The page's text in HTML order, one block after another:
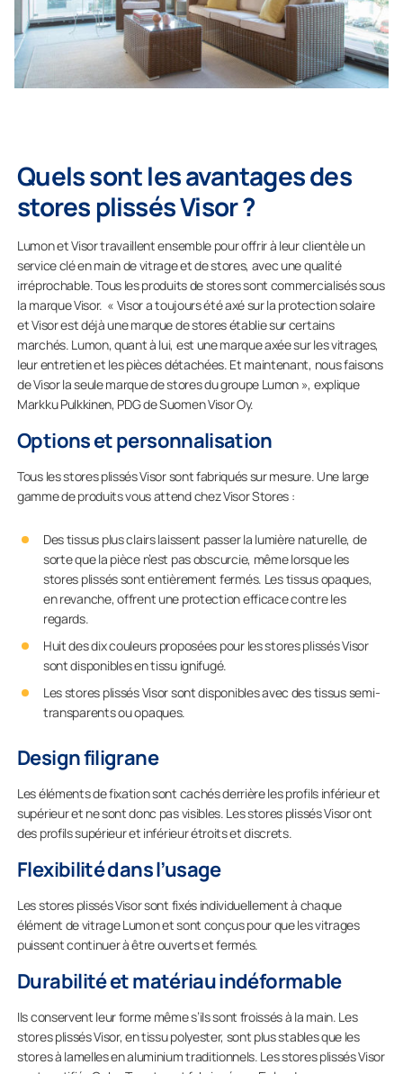
Quels sont les avantages des
stores plissés Visor ?
Lumon et Visor travaillent ensemble pour offrir à leur clientèle un
service clé en main de vitrage et de stores, avec une qualité
irréprochable. Tous les produits de stores sont commercialisés sous
la marque Visor. « Visor a toujours été axé sur la protection solaire
et Visor est déjà une marque de stores établie sur certains
marchés. Lumon, quant à lui, est une marque axée sur les vitrages,
leur entretien et les pièces détachées. Et maintenant, nous faisons
de Visor la seule marque de stores du groupe Lumon », explique
Markku Pulkkinen, PDG de Suomen Visor Oy.
Options et personnalisation
Tous les stores plissés Visor sont fabriqués sur mesure. Une large
gamme de produits vous attend chez Visor Stores :
Des tissus plus clairs laissent passer la lumière naturelle, de
sorte que la pièce n’est pas obscurcie, même lorsque les
stores plissés sont entièrement fermés. Les tissus opaques,
en revanche, offrent une protection efficace contre les
regards.
Huit des dix couleurs proposées pour les stores plissés Visor
sont disponibles en tissu ignifugé.
Les stores plissés Visor sont disponibles avec des tissus semi-
transparents ou opaques.
Design filigrane
Les éléments de fixation sont cachés derrière les profils inférieur et
supérieur et ne sont donc pas visibles. Les stores plissés Visor ont
des profils supérieur et inférieur étroits et discrets.
Flexibilité dans l’usage
Les stores plissés Visor sont fixés individuellement à chaque
élément de vitrage Lumon et sont conçus pour que les vitrages
puissent continuer à être ouverts et fermés.
Durabilité et matériau indéformable
Ils conservent leur forme même s’ils sont froissés à la main. Les
stores plissés Visor, en tissu polyester, sont plus stables que les
stores à lamelles en aluminium traditionnels. Les stores plissés Visor